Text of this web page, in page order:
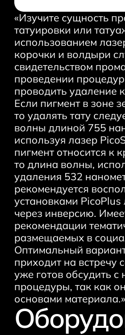
«Изучите сущность
татуировки или
использованием
корочки и волдыри
свидетельством
проведении
проводить удаление
Если пигмент в зоне
то удалять тату
волны длиной 755
используя лазер
пигмент относится к
то длина волны,
удаления 532
рекомендуется
установками
через инверсию.
рекомендации
размещаемых в
Оптимальный
приходит на встречу
уже готов обсудить с
процедуры, так как
основами материала.»
Пикосекундный лазер
Микроблейдинг
Лазерная коррекция
Лазерная коррекция
Удаление пудровых